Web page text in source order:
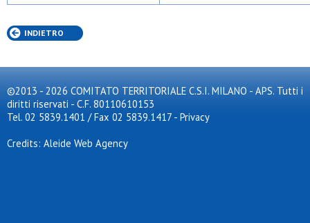
INDIETRO
©2013 - 2026 COMITATO TERRITORIALE C.S.I. MILANO - APS. Tutti i
diritti riservati - C.F. 80110610153
Tel. 02 5839.1401 / Fax 02 5839.1417 - Privacy
Credits: Aleide Web Agency